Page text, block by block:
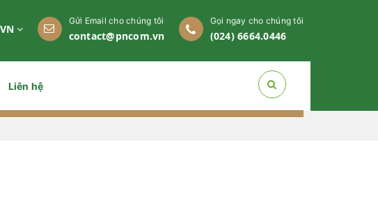
VN
Gửi Email cho chúng tôi
contact@pncom.vn
Gọi ngay cho chúng tôi
(024) 6664.0446
Liên hệ